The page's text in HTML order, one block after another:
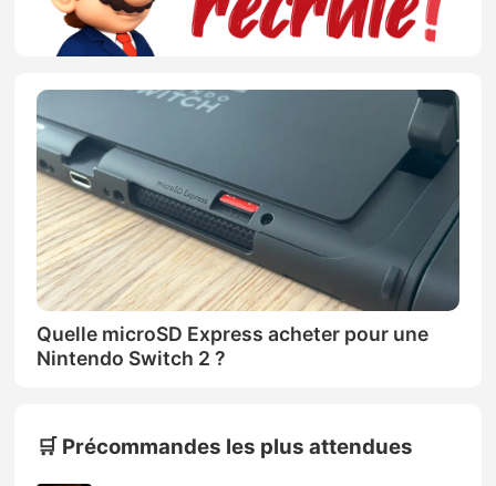
Quelle microSD Express acheter pour une
Nintendo Switch 2 ?
🛒 Précommandes les plus attendues